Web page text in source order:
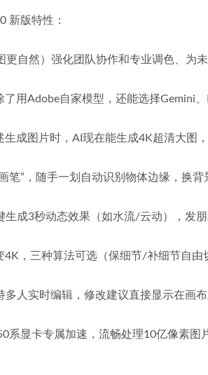
新版特性：
自然）强化​​团队协作和专业调色​​、为
用Adobe自家模型，还能选择Gemini、
成图片时，AI现在能生成4K超清大图
笔”，随手一划自动识别物体边缘，换背
成3秒动态效果（如水流/云动），发朋
，三种算法可选（保细节/补细节自由
人实时编辑，修改建议直接显示在画布
系显卡专属加速，流畅处理10亿像素图